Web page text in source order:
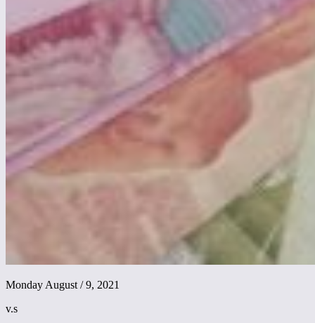
Monday August / 9, 2021
v.s